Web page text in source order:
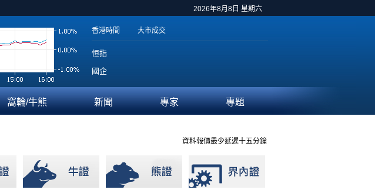
2026年8月8日 星期六
香港時間 大市成交
恒指
國企
窩輪/牛熊 新聞 專家 專題
資料報價最少延遲十五分鐘